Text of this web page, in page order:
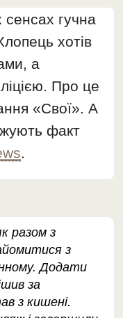
сенсах гучна
хотів
а
Про це
«Свої». А
факт
.
разом з
з
Додати
за
з кишені.